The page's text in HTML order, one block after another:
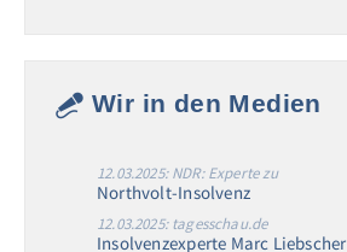
Wir in den Medien
12.03.2025: NDR: Experte zu
Northvolt-Insolvenz
12.03.2025: tagesschau.de
Insolvenzexperte Marc Liebscher